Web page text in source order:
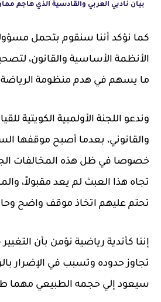
بيان ناديي العربي والقادسية الذي هاجم
كما نؤكد أننا سنقوم بتحمل
الأنظمة الأساسية والقانون،
ما يسهم في هدم منظومة الرياضة
وندعو اللجنة الأولمبية الكويتية
والقانوني، بعدما أصبح موقفها
خصوصا في ظل هذه المخالفات
تجاه هذا العبث لم يعد مقبولاً،
تحتم عليهم اتخاذ موقف واضح
إننا كأندية رياضية نؤمن بأن
تجاوز حدوده وتسبب في الإضرار
سيعود إلي حجمه الطبيعي مهما